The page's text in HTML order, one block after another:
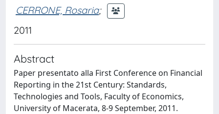
CERRONE, Rosaria;
2011
Abstract
Paper presentato alla First Conference on Financial
Reporting in the 21st Century: Standards,
Technologies and Tools, Faculty of Economics,
University of Macerata, 8-9 September, 2011.